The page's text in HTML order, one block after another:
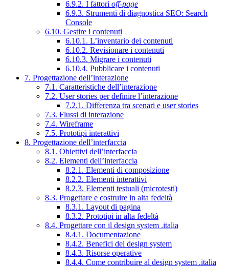
6.9.2. I fattori off-page
6.9.3. Strumenti di diagnostica SEO: Search
Console
6.10. Gestire i contenuti
6.10.1. L’inventario dei contenuti
6.10.2. Revisionare i contenuti
6.10.3. Migrare i contenuti
6.10.4. Pubblicare i contenuti
7. Progettazione dell’interazione
7.1. Caratteristiche dell’interazione
7.2. User stories per definire l’interazione
7.2.1. Differenza tra scenari e user stories
7.3. Flussi di interazione
7.4. Wireframe
7.5. Prototipi interattivi
8. Progettazione dell’interfaccia
8.1. Obiettivi dell’interfaccia
8.2. Elementi dell’interfaccia
8.2.1. Elementi di composizione
8.2.2. Elementi interattivi
8.2.3. Elementi testuali (microtesti)
8.3. Progettare e costruire in alta fedeltà
8.3.1. Layout di pagina
8.3.2. Prototipi in alta fedeltà
8.4. Progettare con il design system .italia
8.4.1. Documentazione
8.4.2. Benefici del design system
8.4.3. Risorse operative
8.4.4. Come contribuire al design system .italia